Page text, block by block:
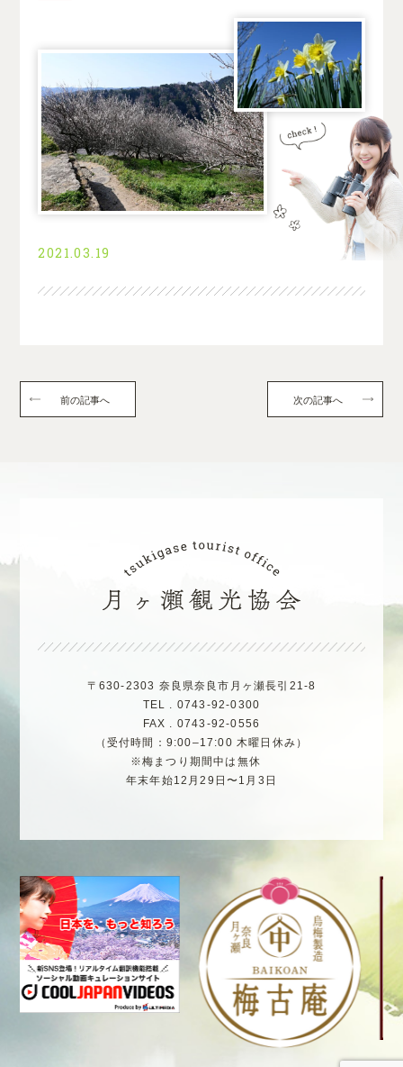
2021.03.19
前の記事へ 次の記事へ
〒630-2303 奈良県奈良市月ヶ瀬長引21-8
TEL . 0743-92-0300
FAX . 0743-92-0556
（受付時間：9:00–17:00 木曜日休み）
※梅まつり期間中は無休
年末年始12月29日〜1月3日